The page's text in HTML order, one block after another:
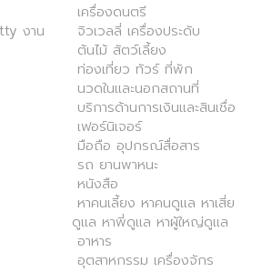
เครื่องดนตรี
งาน
จิวเวลลี่ เครื่องประดับ
ต้นไม้ สัตว์เลี้ยง
ท่องเที่ยว ทัวร์ ที่พัก
นวดในและนอกสถานที่
บริการด้านการเงินและสินเชื่อ
เฟอร์นิเจอร์
มือถือ อุปกรณ์สื่อสาร
รถ ยานพาหนะ
หนังสือ
หาคนเลี้ยง หาคนดูแล หาเสี่ย
ดูแล หาพี่ดูแล หาผู้ใหญ่ดูแล
อาหาร
อุตสาหกรรม เครื่องจักร